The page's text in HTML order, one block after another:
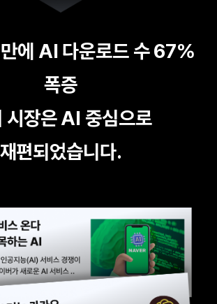
에 AI 다운로드 수 67%
폭증
시장은 AI 중심으로
재편되었습니다.